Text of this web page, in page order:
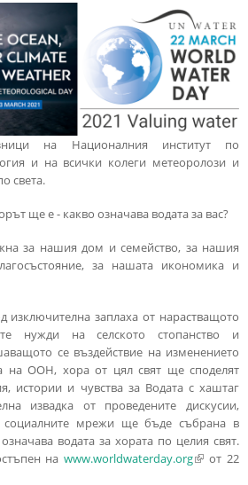
на Националния институт по
и на всички колеги метеоролози и
света.
ще е - какво означава водата за вас?
за нашия дом и семейство, за нашия
за нашата икономика и
изключителна заплаха от нарастващото
нужди на селското стопанство и
се въздействие на изменението
на ООН, хора от цял свят ще споделят
истории и чувства за Водата с хаштаг
извадка от проведените дискусии,
мрежи ще бъде събрана в
водата за хората по целия свят.
наwww.worldwaterday.org(link is
от 22